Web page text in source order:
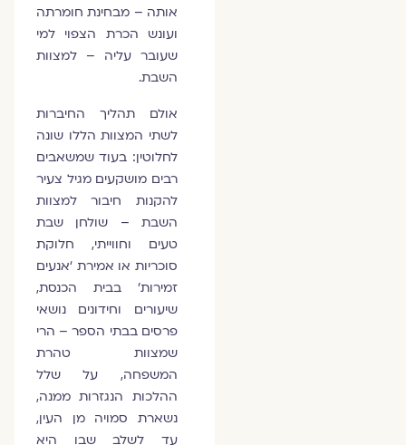
אותה – מבחינת חומרתה
ועונש הכרת הצפוי למי
שעובר עליה – למצוות
השבת.
אולם תהליך החיברות
לשתי המצוות הללו שונה
לחלוטין: בעוד שמשאבים
רבים מושקעים מגיל צעיר
להקנות חיבור למצוות
השבת – שולחן שבת
טעים וחווייתי, חלוקת
סוכריות או אמירת ‘אנעים
זמירות’ בבית הכנסת,
שיעורים וחידונים נושאי
פרסים בבתי הספר – הרי
שמצוות טהרת
המשפחה, על שלל
ההלכות הנגזרות ממנה,
נשארת סמויה מן העין,
עד לשלב שבו היא